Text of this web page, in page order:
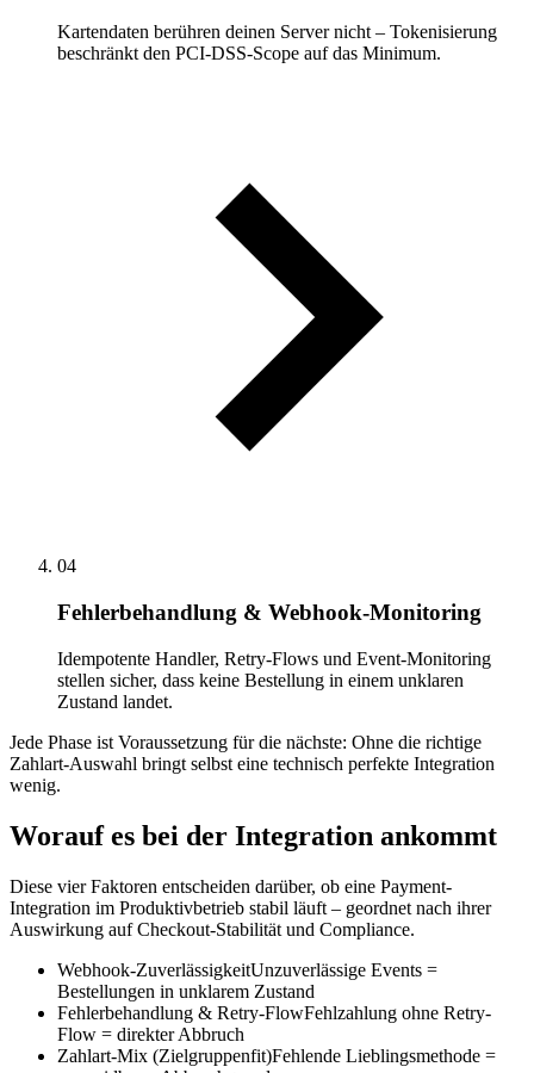
Kartendaten berühren deinen Server nicht – Tokenisierung
beschränkt den PCI-DSS-Scope auf das Minimum.
04
Fehlerbehandlung & Webhook-Monitoring
Idempotente Handler, Retry-Flows und Event-Monitoring
stellen sicher, dass keine Bestellung in einem unklaren
Zustand landet.
Jede Phase ist Voraussetzung für die nächste: Ohne die richtige
Zahlart-Auswahl bringt selbst eine technisch perfekte Integration
wenig.
Worauf es bei der Integration ankommt
Diese vier Faktoren entscheiden darüber, ob eine Payment-
Integration im Produktivbetrieb stabil läuft – geordnet nach ihrer
Auswirkung auf Checkout-Stabilität und Compliance.
Webhook-ZuverlässigkeitUnzuverlässige Events =
Bestellungen in unklarem Zustand
Fehlerbehandlung & Retry-FlowFehlzahlung ohne Retry-
Flow = direkter Abbruch
Zahlart-Mix (Zielgruppenfit)Fehlende Lieblingsmethode =